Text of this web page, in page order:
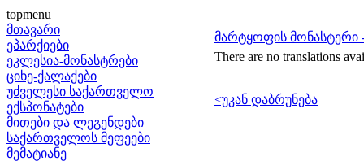
topmenu
მთავარი
ეპარქიები
ეკლესია-მონასტრები
ციხე-ქალაქები
უძველესი საქართველო
ექსპონატები
მითები და ლეგენდები
საქართველოს მეფეები
მემატიანე
მარტყოფის მონასტერი
There are no translations
<უკან დაბრუნება